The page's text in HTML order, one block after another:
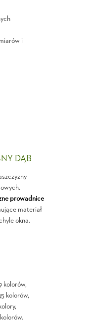
i
DĄB
prowadnice
materiał
okna.
kolorów,
kolorów,